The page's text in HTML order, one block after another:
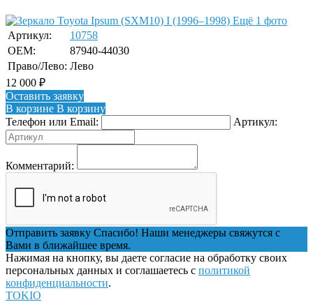
Ещё 1 фото
Артикул:
10758
OEM:
87940-44030
Право/Лево: Лево
12 000 ₽
Оставить заявку
В корзине В корзину
Телефон или Email:
Артикул:
Комментарий:
Отправить заявку Спасибо! Наши менеджеры свяжутся с
Вами в ближайшее время.
Нажимая на кнопку, вы даете согласие на обработку своих
персональных данных и соглашаетесь с политикой
конфиденциальности.
TOKIO